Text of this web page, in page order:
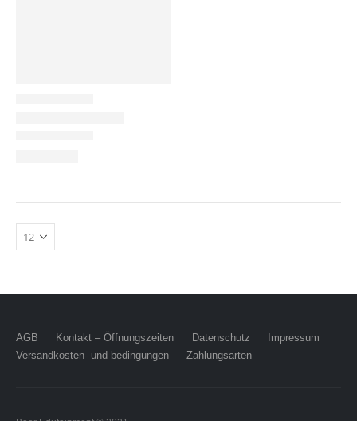
AGB Kontakt – Öffnungszeiten Datenschutz
Impressum
Versandkosten- und bedingungen
Zahlungsarten